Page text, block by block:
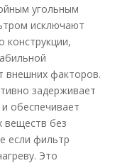
угольным
исключают
конструкции,
внешних факторов.
задерживает
обеспечивает
веществ без
если фильтр
Это